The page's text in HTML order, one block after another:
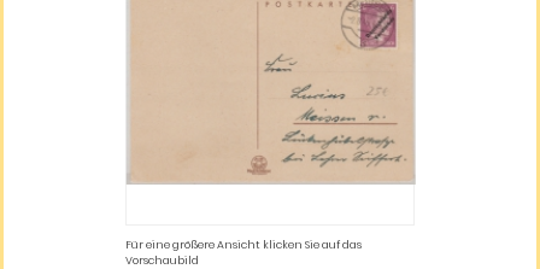
Für eine größere Ansicht klicken Sie auf das
Vorschaubild